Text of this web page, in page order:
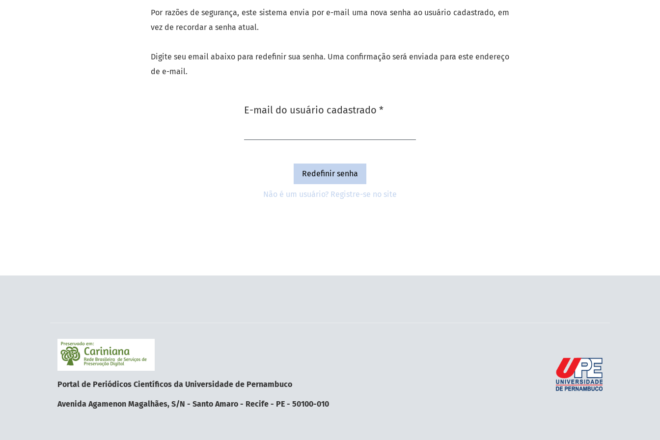
Por razões de segurança, este sistema envia por e-mail uma nova senha ao usuário cadastrado, em
vez de recordar a senha atual.
Digite seu email abaixo para redefinir sua senha. Uma confirmação será enviada para este endereço
de e-mail.
E-mail do usuário cadastrado *Obrigatório
Redefinir senha
Não é um usuário? Registre-se no site
Portal de Periódicos Científicos da Universidade de Pernambuco
Avenida Agamenon Magalhães, S/N - Santo Amaro - Recife - PE - 50100-010